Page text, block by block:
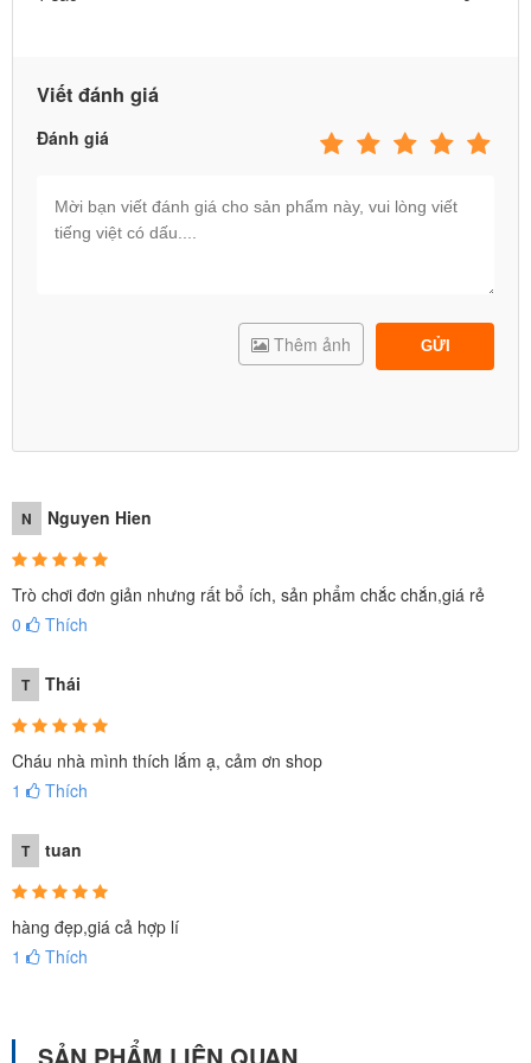
- Phát triển kỹ năng, thể chất và làm quen các môn thể thao từ nhỏ.
Viết đánh giá
Đánh giá
GỬI
Thêm ảnh
N Nguyen Hien
Trò chơi đơn giản nhưng rất bổ ích, sản phẩm chắc chắn,giá rẻ
0
Thích
T Thái
Cháu nhà mình thích lắm ạ, cảm ơn shop
1
Thích
T tuan
hàng đẹp,giá cả hợp lí
1
Thích